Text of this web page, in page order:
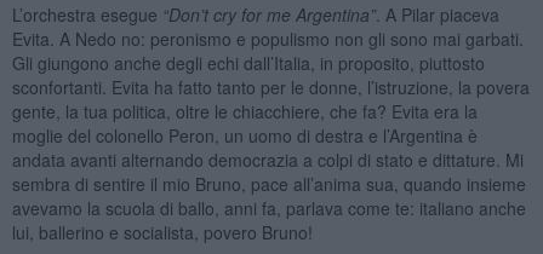
L’orchestra esegue “Don’t cry for me Argentina”. A Pilar piaceva
Evita. A Nedo no: peronismo e populismo non gli sono mai garbati.
Gli giungono anche degli echi dall’Italia, in proposito, piuttosto
sconfortanti. Evita ha fatto tanto per le donne, l’istruzione, la povera
gente, la tua politica, oltre le chiacchiere, che fa? Evita era la
moglie del colonello Peron, un uomo di destra e l’Argentina è
andata avanti alternando democrazia a colpi di stato e dittature. Mi
sembra di sentire il mio Bruno, pace all’anima sua, quando insieme
avevamo la scuola di ballo, anni fa, parlava come te: italiano anche
lui, ballerino e socialista, povero Bruno!